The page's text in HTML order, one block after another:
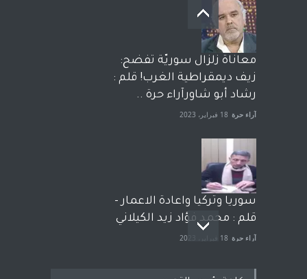
معاناة زلزال سوريّة تفضح:
زيف ديمقراطية الغرب! قلم :
رشاد أبو شاورآراء حرة ..
آراء حرة 18 فبراير، 2023
سوريا وتركيا واعادة الاعمار -
قلم : محمد فؤاد زيد الكيلاني
آراء حرة 18 فبراير، 2023